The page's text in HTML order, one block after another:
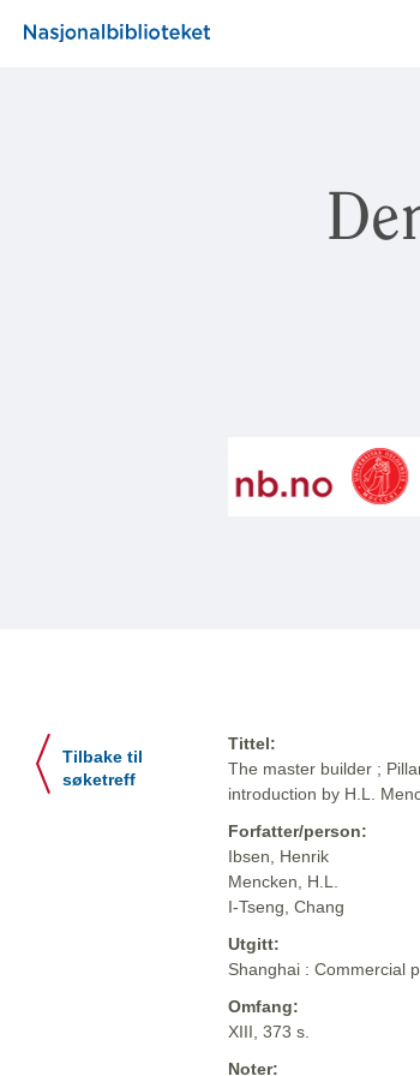
Tilbake til
søketreff
Tittel:
The master builder ;
introduction by H.L.
Forfatter/person:
Ibsen, Henrik
Mencken, H.L.
I-Tseng, Chang
Utgitt:
Shanghai : Commercial
Omfang:
XIII, 373 s.
Noter: